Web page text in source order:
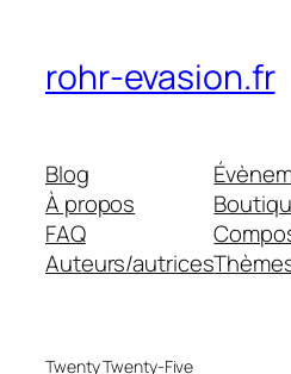
rohr-evasion.fr
Blog
À propos
FAQ
Auteurs/autrices
Twenty Twenty-Five